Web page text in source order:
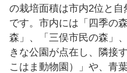
の栽培面積は市内2位と
です。市内には「四季の
森」、「三俣市民の森」
きな公園が点在し、隣接
こはま動物園）」や、青